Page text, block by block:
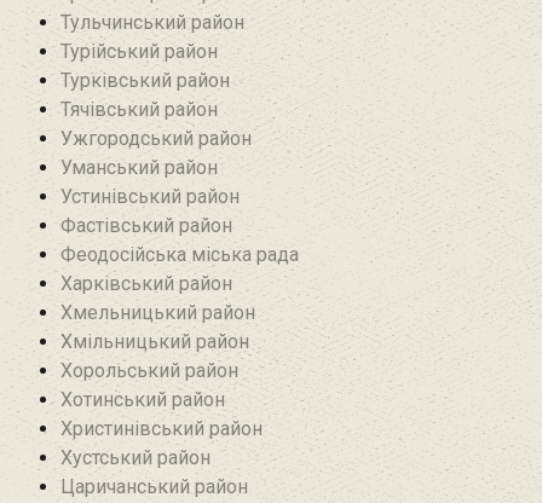
Тульчинський район
Турійський район
Турківський район
Тячівський район
Ужгородський район
Уманський район
Устинівський район
Фастівський район
Феодосійська міська рада
Харківський район
Хмельницький район
Хмільницький район
Хорольський район
Хотинський район‎
Христинівський район
Хустський район
Царичанський район